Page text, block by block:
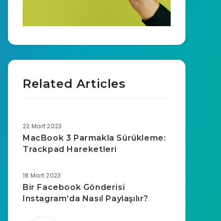
Related Articles
22 Mart 2023
MacBook 3 Parmakla Sürükleme:
Trackpad Hareketleri
18 Mart 2023
Bir Facebook Gönderisi
Instagram’da Nasıl Paylaşılır?